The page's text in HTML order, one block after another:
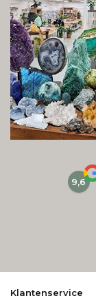
9,6
Klantenservice